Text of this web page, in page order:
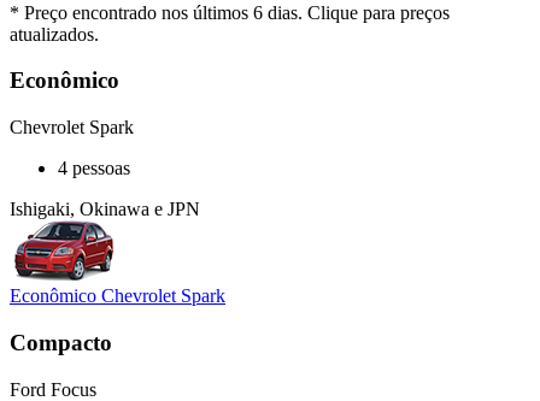
* Preço encontrado nos últimos 6 dias. Clique para preços
atualizados.
Econômico
Chevrolet Spark
4 pessoas
Ishigaki, Okinawa e JPN
Econômico Chevrolet Spark
Compacto
Ford Focus